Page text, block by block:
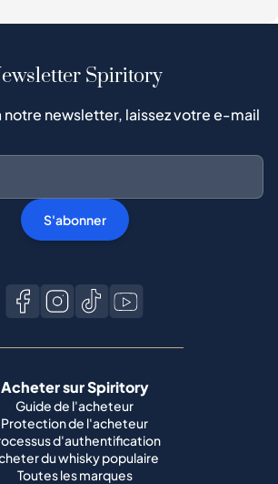
Spiritory
notre newsletter, laissez votre e-mail
S'abonner
Acheter sur Spiritory
Guide de l'acheteur
Protection de l'acheteur
d'authentification
du whisky populaire
Toutes les marques